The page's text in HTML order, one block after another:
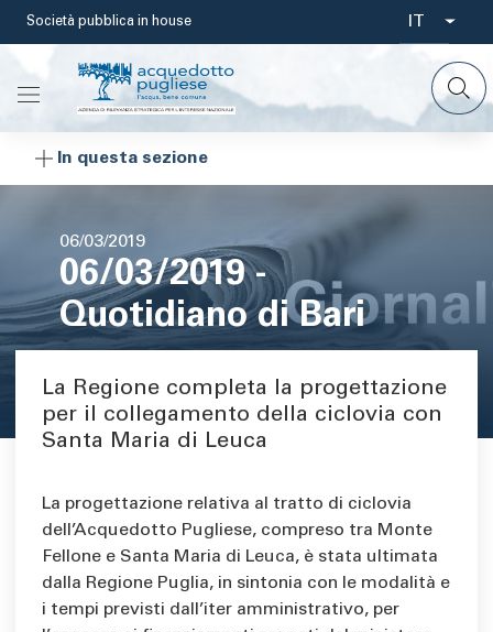
Salta
contenuto
principale
Società pubblica in house
Select
your
IT
In questa sezione
Data
di
pubblicazione
06/03/2019
06/03/2019 -
Quotidiano di Bari
Area di testo
La Regione completa la progettazione
per il collegamento della ciclovia con
Santa Maria di Leuca
La progettazione relativa al tratto di ciclovia
dell’Acquedotto Pugliese, compreso tra Monte
Fellone e Santa Maria di Leuca, è stata ultimata
dalla Regione Puglia, in sintonia con le modalità e
i tempi previsti dall’iter amministrativo, per